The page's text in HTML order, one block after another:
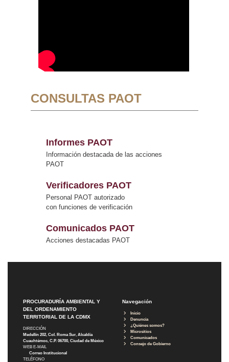
CONSULTAS PAOT
Informes PAOT
Información destacada de las acciones
PAOT
Verificadores PAOT
Personal PAOT autorizado
con funciones de verificación
Comunicados PAOT
Acciones destacadas PAOT
PROCURADURÍA AMBIENTAL Y
DEL ORDENAMIENTO
TERRITORIAL DE LA CDMX
DIRECCIÓN
Medellín 202, Col. Roma Sur, Alcaldía
Cuauhtémoc, C.P. 06700, Ciudad de México
WEB E-MAIL
Correo Institucional
TELÉFONO
Navegación
Inicio
Denuncia
¿Quiénes somos?
Micrositios
Comunicados
Consejo de Gobierno